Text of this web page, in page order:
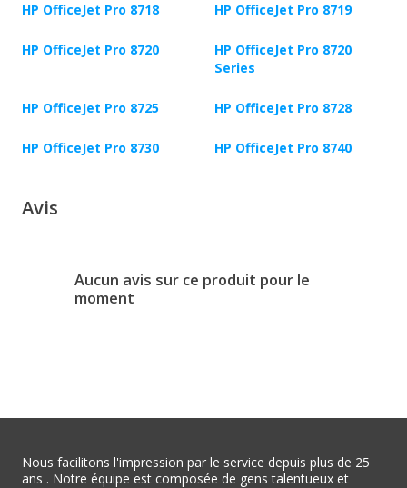
HP OfficeJet Pro 8718 HP OfficeJet Pro 8719
HP OfficeJet Pro 8720
HP OfficeJet Pro 8720
Series
HP OfficeJet Pro 8725 HP OfficeJet Pro 8728
HP OfficeJet Pro 8730 HP OfficeJet Pro 8740
Avis
Aucun avis sur ce produit pour le
moment
Nous facilitons l'impression par le service depuis plus de 25
ans . Notre équipe est composée de gens talentueux et